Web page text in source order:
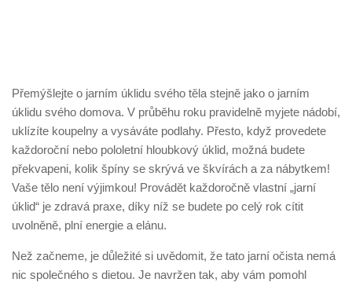
Přemýšlejte o jarním úklidu svého těla stejně jako o jarním
úklidu svého domova. V průběhu roku pravidelně myjete nádobí,
uklízíte koupelny a vysáváte podlahy. Přesto, když provedete
každoroční nebo pololetní hloubkový úklid, možná budete
překvapeni, kolik špíny se skrývá ve škvírách a za nábytkem!
Vaše tělo není výjimkou! Provádět každoročně vlastní „jarní
úklid“ je zdravá praxe, díky níž se budete po celý rok cítit
uvolněně, plní energie a elánu.
Než začneme, je důležité si uvědomit, že tato jarní očista nemá
nic společného s dietou. Je navržen tak, aby vám pomohl